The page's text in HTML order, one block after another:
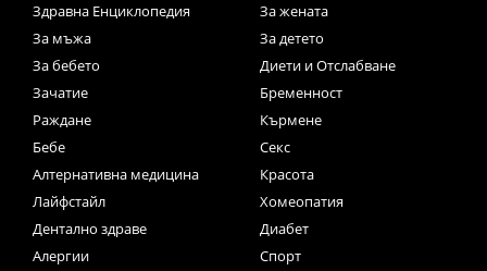
Здравна Енциклопедия
За жената
За мъжа
За детето
За бебето
Диети и Отслабване
Зачатие
Бременност
Раждане
Кърмене
Бебе
Секс
Алтернативна медицина
Красота
Лайфстайл
Хомеопатия
Дентално здраве
Диабет
Алергии
Спорт